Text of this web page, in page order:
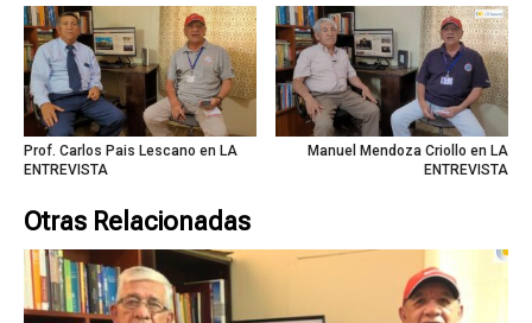
Prof. Carlos Pais Lescano en LA
ENTREVISTA
Manuel Mendoza Criollo en LA
ENTREVISTA
Otras Relacionadas